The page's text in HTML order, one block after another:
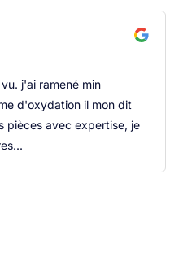
j'ai ramené min
d'oxydation il mon dit
pièces avec expertise, je